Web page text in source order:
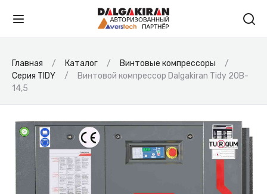
Главная Каталог
Винтовые компрессоры
Серия TIDY
Винтовой компрессор Dalgakiran Tidy 20B-
14,5